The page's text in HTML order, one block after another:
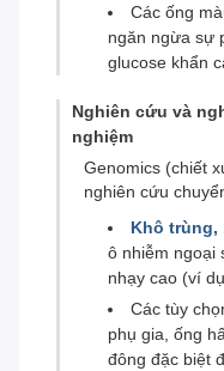
Các ống
ngăn ngừa sự
glucose khẩn
Nghiên cứu và
nghiệm
Genomics (chiết
nghiên cứu
Khô trùng,
ô nhiễm ngoại
nhạy cao (ví
Các tùy
phụ gia, ống
đông đặc biệt